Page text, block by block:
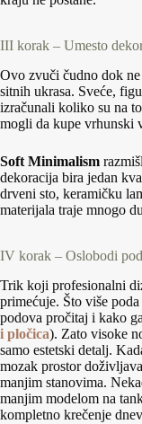
III korak – Umesto
Ovo zvuči čudno dok
sitnih ukrasa. Sveće,
izračunali koliko su na
mogli da kupe vrhunski
Soft Minimalism
dekoracija bira jedan
drveni sto, keramičku
materijala traje mnogo
IV korak – Oslobodi pod
Trik koji profesionalni
primećuje. Što više
podova pročitaj i kako
i pločica). Zato visoke
samo estetski detalj.
mozak prostor
manjim stanovima.
manjim modelom na
kompletno krečenje